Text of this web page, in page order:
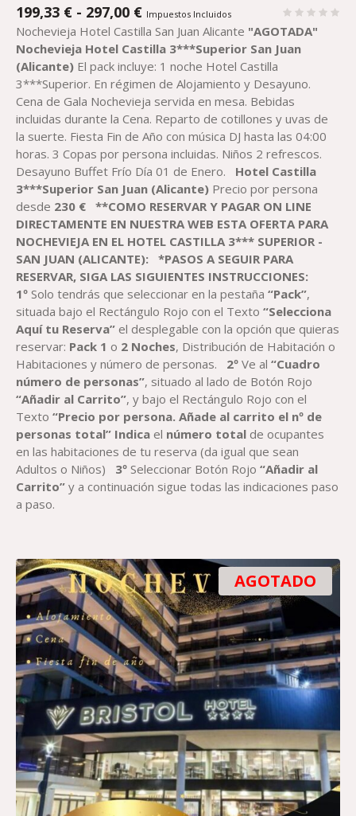
199,33 € - 297,00 €RANGO
DE
PRECIOS:
DESDE
199,33 €
HASTA
297,00 €
Impuestos Incluidos
Nochevieja Hotel Castilla San Juan Alicante "AGOTADA"
Nochevieja Hotel Castilla 3***Superior San Juan
(Alicante) El pack incluye: 1 noche Hotel Castilla
3***Superior. En régimen de Alojamiento y Desayuno.
Cena de Gala Nochevieja servida en mesa. Bebidas
incluidas durante la Cena. Reparto de cotillones y uvas de
la suerte. Fiesta Fin de Año con música DJ hasta las 04:00
horas. 3 Copas por persona incluidas. Niños 2 refrescos.
Desayuno Buffet Frío Día 01 de Enero. Hotel Castilla
3***Superior San Juan (Alicante) Precio por persona
desde 230 €
**COMO RESERVAR Y PAGAR ON LINE
DIRECTAMENTE EN NUESTRA WEB ESTA OFERTA PARA
NOCHEVIEJA EN EL HOTEL CASTILLA 3*** SUPERIOR -
SAN JUAN (ALICANTE):
*PASOS A SEGUIR PARA
RESERVAR, SIGA LAS SIGUIENTES INSTRUCCIONES:
1º Solo tendrás que seleccionar en la pestaña“Pack”,
situada bajo el Rectángulo Rojo con el Texto“Selecciona
Aquí tu Reserva” el desplegable con la opción que quieras
reservar: Pack 1 o 2 Noches, Distribución de Habitación o
Habitaciones y número de personas. 2º Ve al“Cuadro
número de personas”, situado al lado de Botón Rojo
“Añadir al Carrito”, y bajo el Rectángulo Rojo con el
Texto“Precio por persona. Añade al carrito el nº de
personas total” Indica el número total de ocupantes
en las habitaciones de tu reserva (da igual que sean
Adultos o Niños) 3º Seleccionar Botón Rojo“Añadir al
Carrito” y a continuación sigue todas las indicaciones paso
a paso.
AGOTADO